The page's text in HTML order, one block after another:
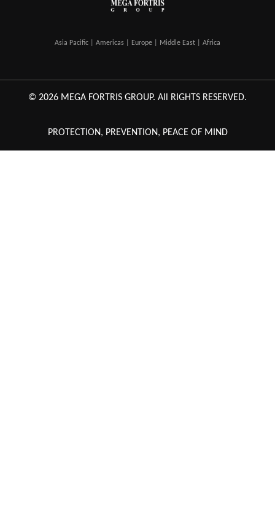
Asia Pacific | Americas | Europe | Middle East | Africa
© 2026 MEGA FORTRIS GROUP. All RIGHTS RESERVED.
PROTECTION, PREVENTION, PEACE OF MIND